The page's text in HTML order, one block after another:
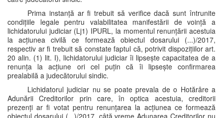
Prima instanță ar fi trebuit să verifice dacă sunt întrunite
condițiile legale pentru valabilitatea manifestării de voință a
lichidatorului judiciar (Lj1) IPURL, la momentul renunțării acestuia
la acțiunea civilă ce formează obiectul dosarului (...)/2017,
respectiv ar fi trebuit să constate faptul că, potrivit dispozițiilor art.
20 alin. (1) lit. I), lichidatorului judiciar îi lipsește capacitatea de a
renunța la acțiune ori cel puțin că îi lipsește confirmarea
prealabilă a judecătorului sindic.
Lichidatorul judiciar nu se poate prevala de o Hotărâre a
Adunării Creditorilor prin care, în optica acestuia, creditorii
prezenți ar fi votat pentru renunțarea la acțiunea ce formează
obiectul dosarului (...)/2017, câtă vreme Adunarea Creditorilor nu